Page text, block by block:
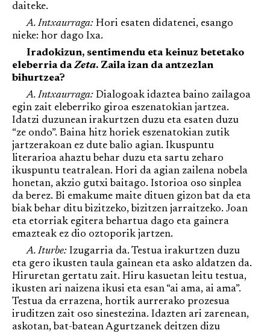
daiteke.
A. Intxaurraga: Hori esaten didatenei, esango
nieke: hor dago Ixa.
Iradokizun, sentimendu eta keinuz betetako
eleberria daZeta. Zaila izan da antzezlan
bihurtzea?
A. Intxaurraga: Dialogoak idaztea baino zailagoa
egin zait eleberriko giroa eszenatokian jartzea.
Idatzi duzunean irakurtzen duzu eta esaten duzu
“ze ondo”. Baina hitz horiek eszenatokian zutik
jartzerakoan ez dute balio agian. Ikuspuntu
literarioa ahaztu behar duzu eta sartu zeharo
ikuspuntu teatralean. Hori da agian zailena nobela
honetan, akzio gutxi baitago. Istorioa oso sinplea
da berez. Bi emakume maite dituen gizon bat da eta
biak behar ditu bizitzeko, bizitzen jarraitzeko. Joan
eta etorriak egitera behartua dago eta gainera
emazteak ez dio oztoporik jartzen.
A. Iturbe: Izugarria da. Testua irakurtzen duzu
eta gero ikusten taula gainean eta asko aldatzen da.
Hiruretan gertatu zait. Hiru kasuetan leitu testua,
ikusten ari naizena ikusi eta esan “ai ama, ai ama”.
Testua da errazena, hortik aurrerako prozesua
iruditzen zait oso sinestezina. Idazten ari zarenean,
askotan, bat-batean Agurtzanek deitzen dizu